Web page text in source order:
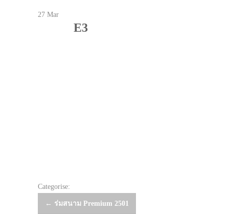
27 Mar
E3
Categorise:
Post
← ร่มสนาม Premium 2501